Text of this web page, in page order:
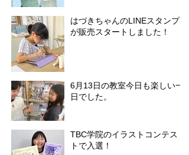
はづきちゃんのLINEスタンプ
が販売スタートしました！
6月13日の教室今日も楽しい一
日でした。
TBC学院のイラストコンテス
トで入選！